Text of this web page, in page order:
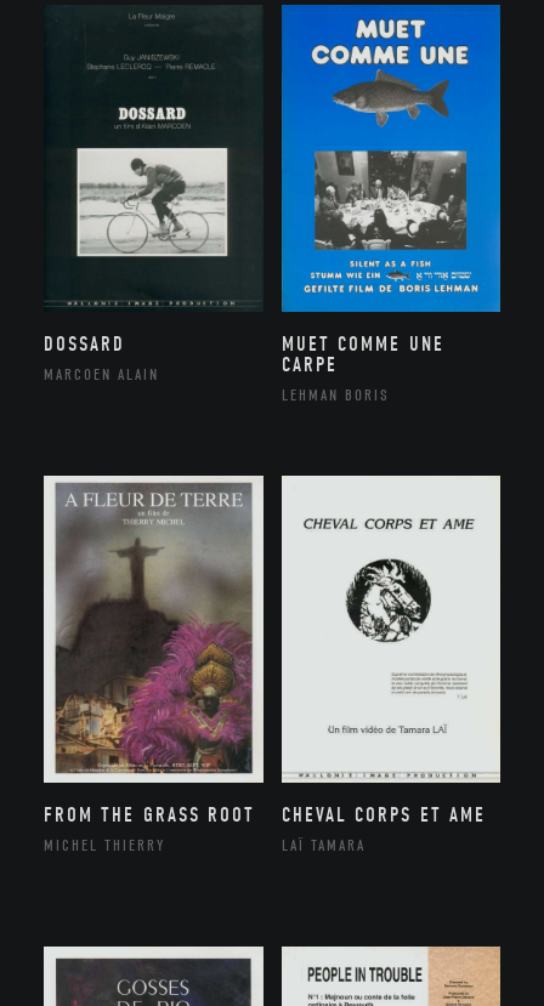
DOSSARD
MARCOEN ALAIN
MUET COMME UNE
CARPE
LEHMAN BORIS
FROM THE GRASS ROOT
MICHEL THIERRY
CHEVAL CORPS ET AME
LAÏ TAMARA